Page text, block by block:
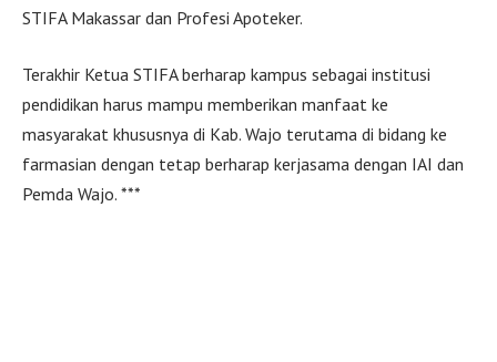
STIFA Makassar dan Profesi Apoteker.
Terakhir Ketua STIFA berharap kampus sebagai institusi
pendidikan harus mampu memberikan manfaat ke
masyarakat khususnya di Kab. Wajo terutama di bidang ke
farmasian dengan tetap berharap kerjasama dengan IAI dan
Pemda Wajo. ***